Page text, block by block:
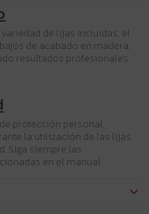
de lijas incluidas, el
de acabado en madera,
resultados profesionales
protección personal,
la utilización de las lijas
Siga siempre las
en el manual.